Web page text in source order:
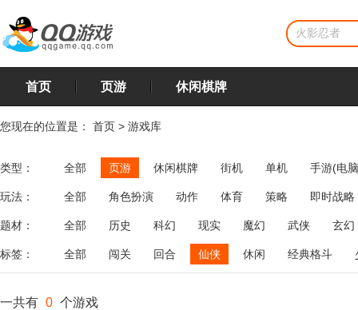
首页 页游 休闲棋牌
您现在的位置是： 首页 > 游戏库
类型： 全部 页游 休闲棋牌 街机 单机 手游(电
玩法： 全部 角色扮演 动作 体育 策略
即时战略
飞行
恋爱 第三人称射击 棋类 牌类 麻将
题材： 全部 历史 科幻 现实 魔幻 武侠 玄幻
标签： 全部 闯关 回合 仙侠 休闲 经典格斗
一共有 0 个游戏